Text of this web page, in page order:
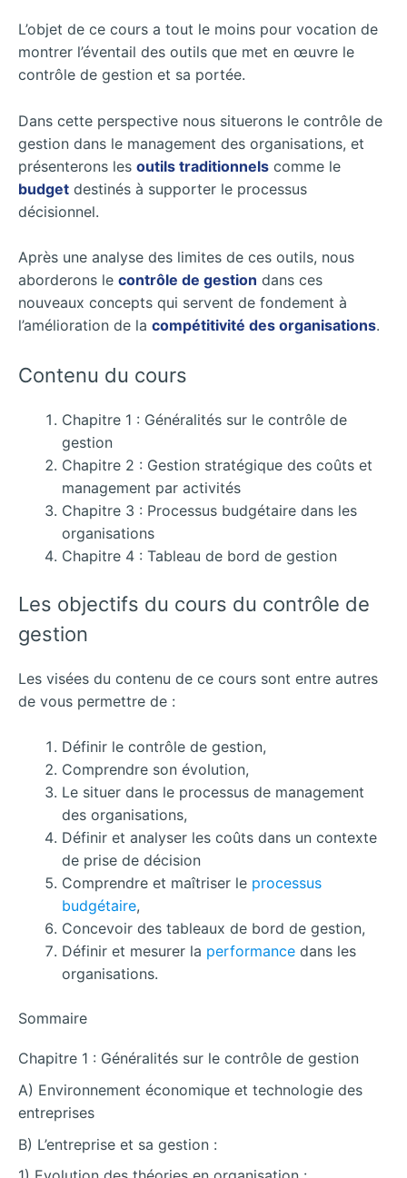
L’objet de ce cours a tout le moins pour vocation de
montrer l’éventail des outils que met en œuvre le
contrôle de gestion et sa portée.
Dans cette perspective nous situerons le contrôle de
gestion dans le management des organisations, et
présenterons les outils traditionnels comme le
budget destinés à supporter le processus
décisionnel.
Après une analyse des limites de ces outils, nous
aborderons le contrôle de gestion dans ces
nouveaux concepts qui servent de fondement à
l’amélioration de la compétitivité des organisations.
Contenu du cours
Chapitre 1 : Généralités sur le contrôle de
gestion
Chapitre 2 : Gestion stratégique des coûts et
management par activités
Chapitre 3 : Processus budgétaire dans les
organisations
Chapitre 4 : Tableau de bord de gestion
Les objectifs du cours du contrôle de
gestion
Les visées du contenu de ce cours sont entre autres
de vous permettre de :
Définir le contrôle de gestion,
Comprendre son évolution,
Le situer dans le processus de management
des organisations,
Définir et analyser les coûts dans un contexte
de prise de décision
Comprendre et maîtriser le processus
budgétaire,
Concevoir des tableaux de bord de gestion,
Définir et mesurer la performance dans les
organisations.
Sommaire
Chapitre 1 : Généralités sur le contrôle de gestion
A) Environnement économique et technologie des
entreprises
B) L’entreprise et sa gestion :